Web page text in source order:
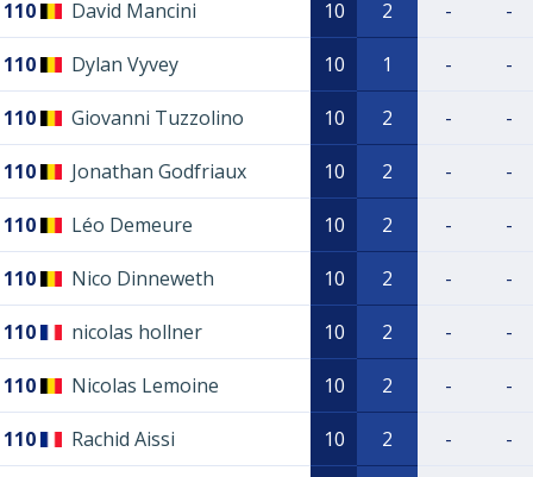
110 David Mancini 10 2 - -
110 Dylan Vyvey 10 1 - -
110 Giovanni Tuzzolino 10 2 - -
110 Jonathan Godfriaux 10 2 - -
110 Léo Demeure 10 2 - -
110 Nico Dinneweth 10 2 - -
110 nicolas hollner 10 2 - -
110 Nicolas Lemoine 10 2 - -
110 Rachid Aissi 10 2 - -